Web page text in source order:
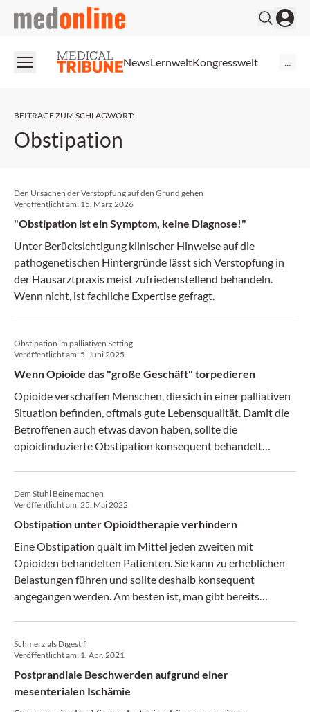
medonline
NewsLernweltKongresswelt
BEITRÄGE ZUM SCHLAGWORT:
Obstipation
Den Ursachen der Verstopfung auf den Grund gehen
Veröffentlicht am: 15. März 2026
"Obstipation ist ein Symptom, keine Diagnose!"
Unter Berücksichtigung klinischer Hinweise auf die
pathogenetischen Hintergründe lässt sich Verstopfung in
der Hausarztpraxis meist zufriedenstellend behandeln.
Wenn nicht, ist fachliche Expertise gefragt.
Obstipation im palliativen Setting
Veröffentlicht am: 5. Juni 2025
Wenn Opioide das "große Geschäft" torpedieren
Opioide verschaffen Menschen, die sich in einer palliativen
Situation befinden, oftmals gute Lebensqualität. Damit die
Betroffenen auch etwas davon haben, sollte die
opioidinduzierte Obstipation konsequent behandelt
Dem Stuhl Beine machen
Veröffentlicht am:25. Mai 2022
Obstipation unter Opioidtherapie verhindern
Eine Obstipation quält im Mittel jeden zweiten mit
Opioiden behandelten Patienten. Sie kann zu erheblichen
Belastungen führen und sollte deshalb konsequent
angegangen werden. Am besten ist, man gibt bereits
Schmerz als Digestif
Veröffentlicht am: 1. Apr. 2021
Postprandiale Beschwerden aufgrund einer
mesenterialen Ischämie